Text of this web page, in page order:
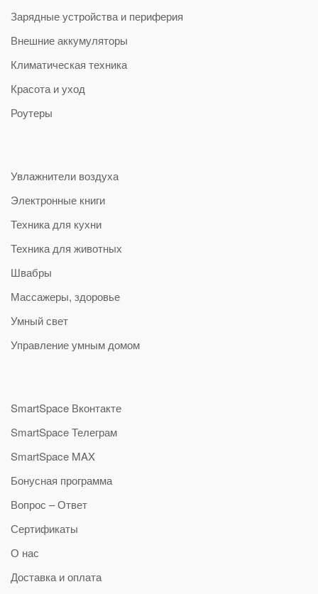
Зарядные устройства и периферия
Внешние аккумуляторы
Климатическая техника
Красота и уход
Роутеры
Увлажнители воздуха
Электронные книги
Техника для кухни
Техника для животных
Швабры
Массажеры, здоровье
Умный свет
Управление умным домом
SmartSpace Вконтакте
SmartSpace Телеграм
SmartSpace MAX
Бонусная программа
Вопрос – Ответ
Сертификаты
О нас
Доставка и оплата